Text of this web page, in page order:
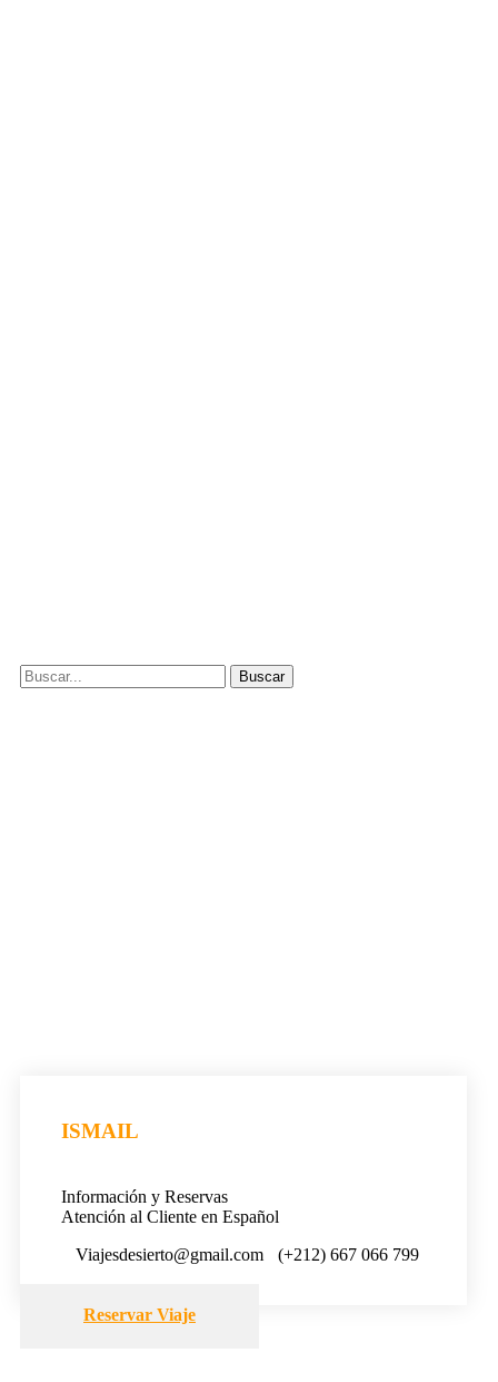
ISMAIL
Información y Reservas
Atención al Cliente en Español
Viajesdesierto@gmail.com
(+212) 667 066 799
Reservar Viaje